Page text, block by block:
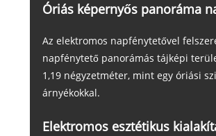
Óriás képernyős panoráma
Az elektromos napfénytetővel
napfénytető panorámás tájképi
1,19 négyzetméter, mint egy óriási
árnyékokkal.
Elektromos esztétikus